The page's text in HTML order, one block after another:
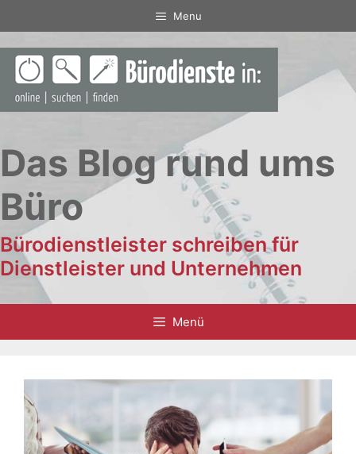
Inhalt
springen
Menu
Das Blog rund ums
Büro
Bürodienstleister schreiben für
Dienstleister und Unternehmen
Menü